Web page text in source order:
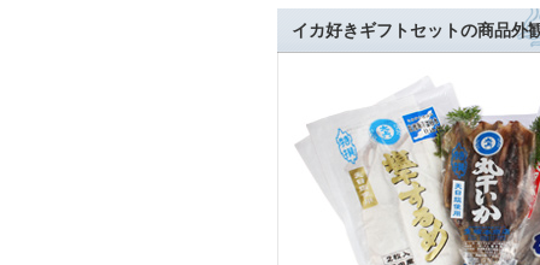
イカ好きギフトセットの商品外